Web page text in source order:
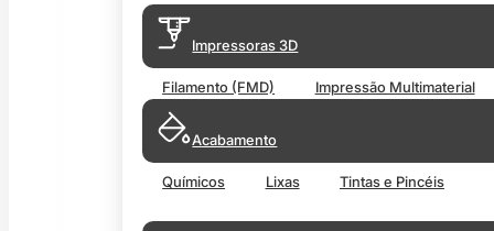
Impressoras 3D
Filamento (FMD) Impressão Multimaterial
Acabamento
Químicos Lixas Tintas e Pincéis